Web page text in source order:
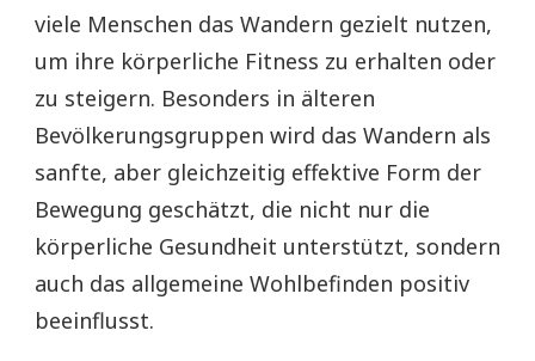
viele Menschen das Wandern gezielt nutzen,
um ihre körperliche Fitness zu erhalten oder
zu steigern. Besonders in älteren
Bevölkerungsgruppen wird das Wandern als
sanfte, aber gleichzeitig effektive Form der
Bewegung geschätzt, die nicht nur die
körperliche Gesundheit unterstützt, sondern
auch das allgemeine Wohlbefinden positiv
beeinflusst.